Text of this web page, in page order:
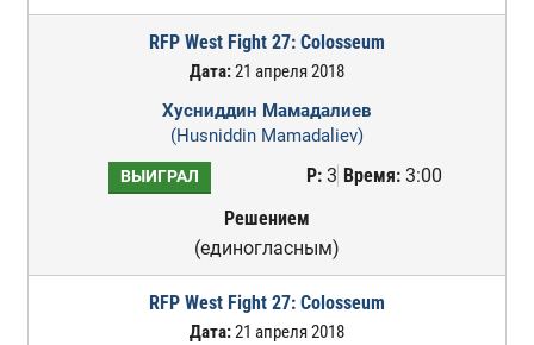
RFP West Fight 27: Colosseum
Дата:21 апреля 2018
Хусниддин Мамадалиев
(Husniddin Mamadaliev)
ВЫИГРАЛ Р:3 Время:3:00
Решением
(единогласным)
RFP West Fight 27: Colosseum
Дата:21 апреля 2018